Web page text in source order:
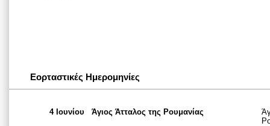
Εορταστικές Ημερομηνίες
4 Ιουνίου Άγιος Άτταλος της Ρουμανίας